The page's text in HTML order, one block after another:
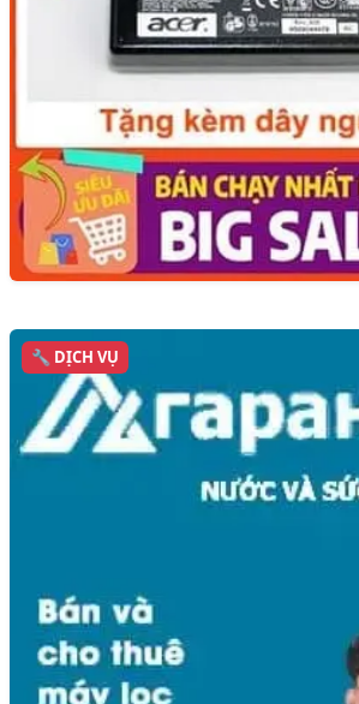
🔧 DỊCH VỤ